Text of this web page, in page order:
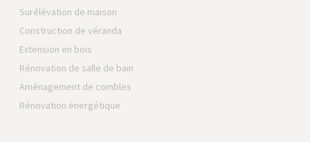
Surélévation de maison
Construction de véranda
Extension en bois
Rénovation de salle de bain
Aménagement de combles
Rénovation énergétique